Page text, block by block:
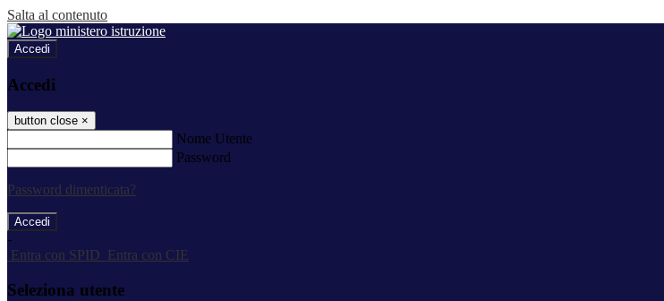
Salta al contenuto
Accedi
Accedi
button close ×
Nome Utente
Password
Password dimenticata?
-
Entra con SPID
Entra con CIE
Seleziona utente